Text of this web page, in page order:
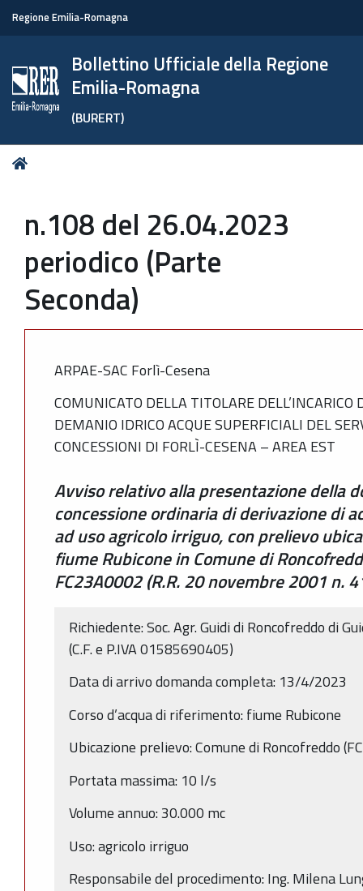
Regione Emilia-Romagna
Bollettino Ufficiale della Regione
Emilia-Romagna
(BURERT)
Tu
n.108 del 26.04.2023
periodico (Parte
Seconda)
ARPAE-SAC Forlì-Cesena
COMUNICATO DELLA TITOLARE
DEMANIO IDRICO ACQUE SUPERFICIALI DEL
CONCESSIONI DI FORLÌ-CESENA – AREA EST
Avviso relativo alla presentazione della
concessione ordinaria di derivazione di
ad uso agricolo irriguo, con prelievo
fiume Rubicone in Comune di
FC23A0002 (R.R. 20 novembre 2001 n.
Richiedente: Soc. Agr. Guidi di Roncofreddo di
(C.F. e P.IVA 01585690405)
Data di arrivo domanda completa: 13/4/2023
Corso d’acqua di riferimento: fiume Rubicone
Ubicazione prelievo: Comune di Roncofreddo
Portata massima: 10 l/s
Volume annuo: 30.000 mc
Uso: agricolo irriguo
Responsabile del procedimento: Ing. Milena